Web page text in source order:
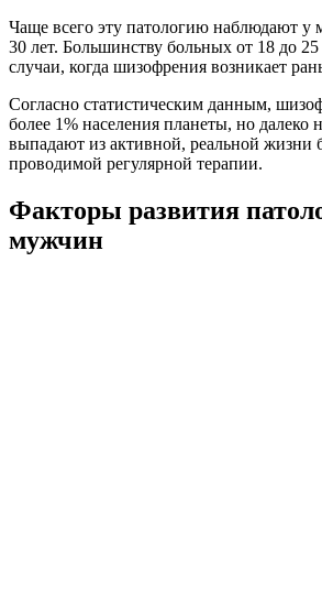
Чаще всего эту патологию наблюдают у
30 лет. Большинству больных от 18 до
случаи, когда шизофрения возникает
Согласно статистическим данным,
более 1% населения планеты, но далеко
выпадают из активной, реальной жизни
проводимой регулярной терапии.
Факторы развития
мужчин